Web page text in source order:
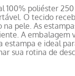
100% poliéster
O tecido
na pele. As
A embalagem
estampa e ideal
sua rotina de